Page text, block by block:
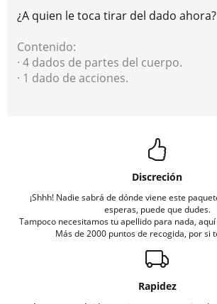
¿A quien le toca tirar del dado ahora?
Contenido:
· 4 dados de partes del cuerpo.
· 1 dado de acciones.
Discreción
¡Shhh! Nadie sabrá de dónde viene este
esperas, puede que dudes.
Tampoco necesitamos tu apellido para nada,
Más de 2000 puntos de recogida, por si
Rapidez